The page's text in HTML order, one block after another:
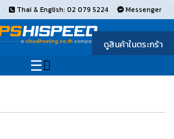
Thai & English: 02 079 5224 Messenger
ดูสินค้าในตระกร้า